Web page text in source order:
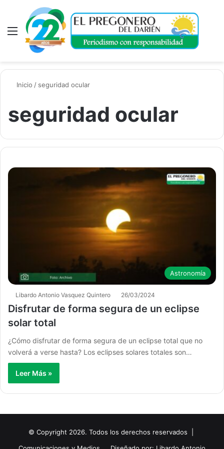
Menú
Inicio / seguridad ocular
seguridad ocular
Astronomía
Libardo Antonio Vasquez Quintero 26/03/2024
Disfrutar de forma segura de un eclipse
solar total
¿Cómo disfrutar de forma segura de un eclipse total que no
volverá a verse hasta? Los eclipses solares totales son…
Leer Más »
© Copyright 2026. Todos los derechos reservados |